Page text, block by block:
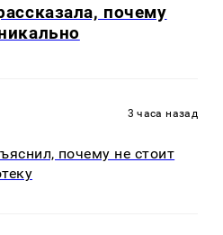
почему
3 часа назад
почему не стоит